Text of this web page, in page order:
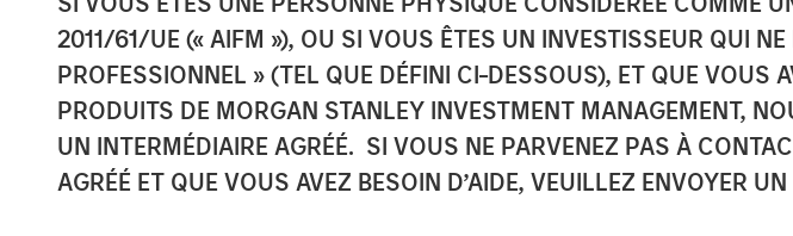
2011/61/UE (« AIFM »), OU SI VOUS ÊTES UN INVESTISSEUR QUI
PROFESSIONNEL » (TEL QUE DÉFINI CI-DESSOUS), ET QUE VOUS
PRODUITS DE MORGAN STANLEY INVESTMENT MANAGEMENT,
UN INTERMÉDIAIRE AGRÉÉ. SI VOUS NE PARVENEZ PAS À
AGRÉÉ ET QUE VOUS AVEZ BESOIN D’AIDE, VEUILLEZ ENVOYER
Sell Red Oak Power
08 JUILLET 2025